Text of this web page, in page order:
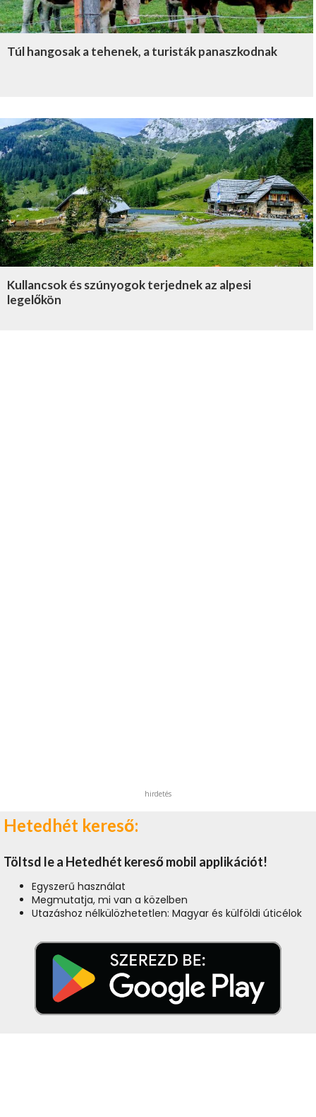
Túl hangosak a tehenek, a turisták panaszkodnak
Kullancsok és szúnyogok terjednek az alpesi
legelőkön
hirdetés
Hetedhét kereső:
Töltsd le a Hetedhét kereső mobil applikációt!
Egyszerű használat
Megmutatja, mi van a közelben
Utazáshoz nélkülözhetetlen: Magyar és külföldi úticélok